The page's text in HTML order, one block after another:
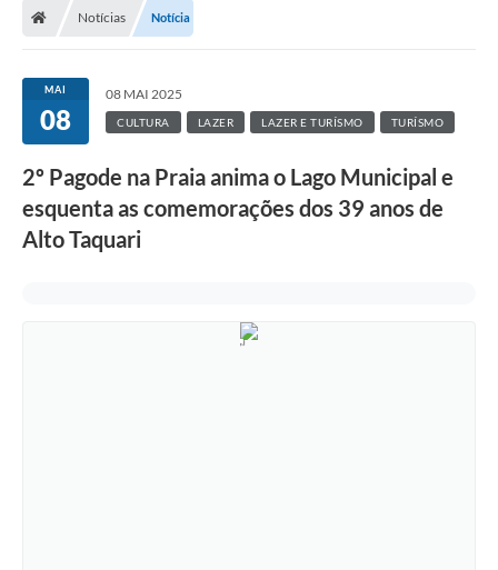
Notícias Notícia
MAI
08
08 MAI 2025
CULTURA LAZER LAZER E TURÍSMO TURÍSMO
2º Pagode na Praia anima o Lago Municipal e
esquenta as comemorações dos 39 anos de
Alto Taquari